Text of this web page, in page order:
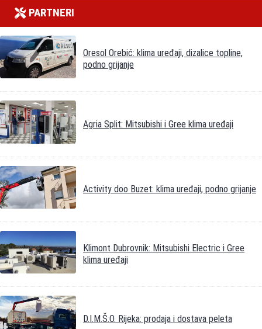
PARTNERI
Oresol Orebić: klima uređaji, dizalice topline,
podno grijanje
Agria Split: Mitsubishi i Gree klima uređaji
Activity doo Buzet: klima uređaji, podno grijanje
Klimont Dubrovnik: Mitsubishi Electric i Gree
klima uređaji
D.I.M.Š.O. Rijeka: prodaja i dostava peleta